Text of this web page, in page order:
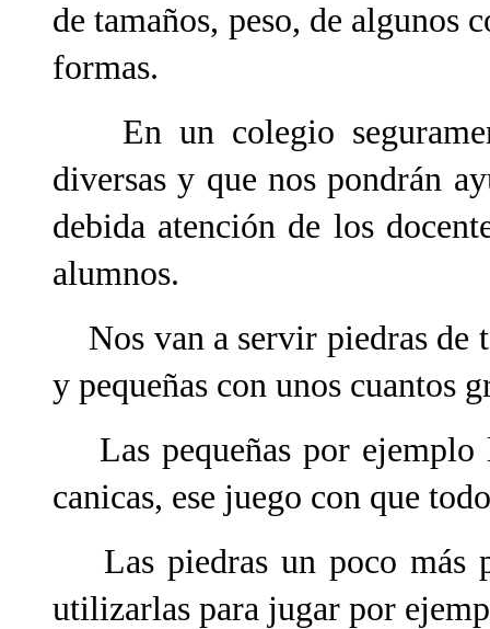
de tamaños, peso, de algunos
formas.
En un colegio
diversas y que nos pondrán
debida atención de los
alumnos.
Nos van a servir piedras de
y pequeñas con unos cuantos
Las pequeñas por ejemplo
canicas, ese juego con que
Las piedras un poco más
utilizarlas para jugar por